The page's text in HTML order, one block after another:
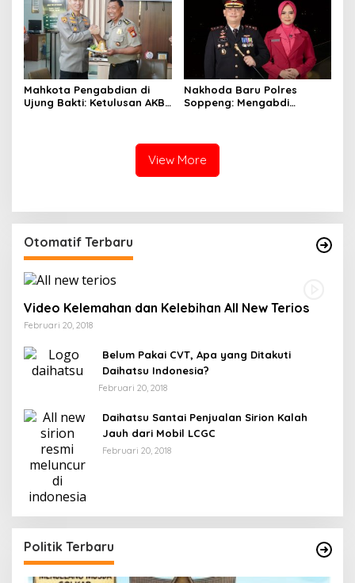
Mahkota Pengabdian di
Ujung Bakti: Ketulusan AKBP
Nakhoda Baru Polres
Soppeng: Mengabdi
View More
Otomatif Terbaru
Video Kelemahan dan Kelebihan All New Terios
Februari 20, 2018
Belum Pakai CVT, Apa yang Ditakuti
Daihatsu Indonesia?
Februari 20, 2018
Daihatsu Santai Penjualan Sirion Kalah
Jauh dari Mobil LCGC
Februari 20, 2018
Politik Terbaru